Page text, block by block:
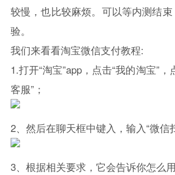
较慢，也比较麻烦。可以等内测结
验。
我们来看看淘宝微信支付教程:
1.打开“淘宝”app，点击“我的淘宝”
客服”；
2、然后在聊天框中键入，输入“微信
3、根据相关要求，它会告诉你怎么